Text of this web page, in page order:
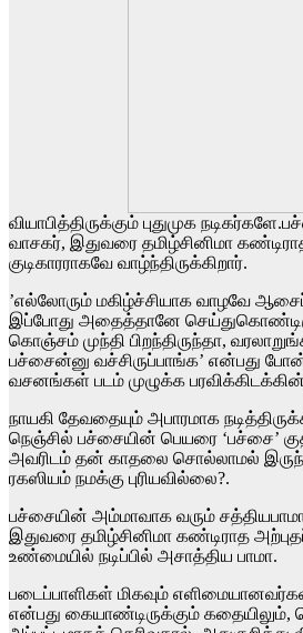
வியாபித்திருக்கும் புதுமுக
வாசகர், இதுவரை தமிழ்சினிமா
குடிகாரராகவே வாழ்ந்திருக்கிறார்.
’எல்லோரும் மகிழ்ச்சியாக வாழவே
இப்போது அதைத்தானே
கொஞ்சம் முந்தி பிறந்திருந்தா,
பச்சைன்னு வச்சிருப்பாங்க’ என்பது
வசனங்கள் படம் முழுக்க
நாயகி தேவதையும் அபாரமாக
நெஞ்சில் பச்சையின் பெயரை ‘பச்சை’
அவரிடம் தன் காதலை சொல்லாமல்
ரகஸியம் நமக்கு புரியவில்லை?.
பச்சையின் அம்மாவாக வரும்
இதுவரை தமிழ்சினிமா கண்டிராத
உண்மையில் நடிப்பில் அசாத்திய பாமா.
படைப்பாளிகள் மிகவும்
என்பது கையாண்டிருக்கும் கதையிலும்,